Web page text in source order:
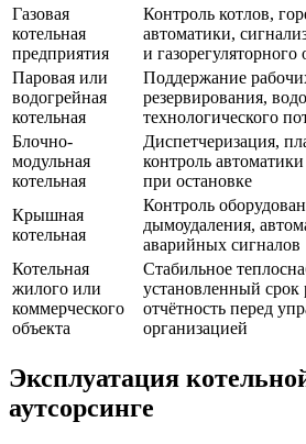
Газовая
котельная
предприятия
Контроль котлов,
автоматики,
и газорегуляторного
Паровая или
водогрейная
котельная
Поддержание
резервирования,
технологического
Блочно-
модульная
котельная
Диспетчеризация,
контроль
при остановке
Крышная
котельная
Контроль
дымоудаления,
аварийных сигналов
Котельная
жилого или
коммерческого
объекта
Стабильное
установленный срок
отчётность перед
организацией
Эксплуатация
аутсорсинге